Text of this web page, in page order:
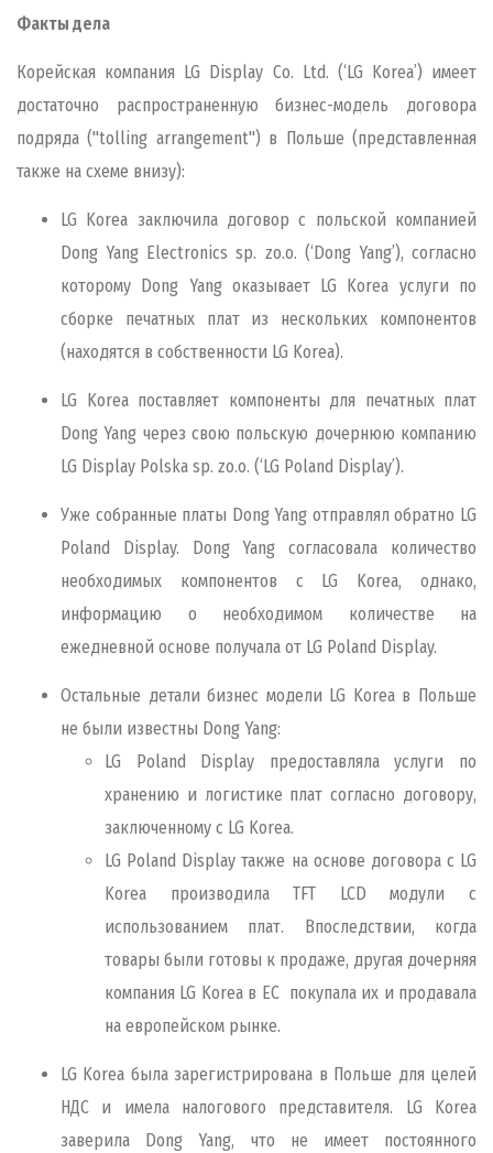
Факты дела
Корейская компания LG Display Co. Ltd. (‘LG Korea’) имеет
достаточно распространенную бизнес-модель договора
подряда ("tolling arrangement") в Польше (представленная
также на схеме внизу):
LG Korea заключила договор c польской компанией
Dong Yang Electronics sp. zo.o. (‘Dong Yang’), согласно
которому Dong Yang оказывает LG Korea услуги по
сборке печатных плат из нескольких компонентов
(находятся в собственности LG Korea).
LG Korea поставляет компоненты для печатных плат
Dong Yang через свою польскую дочернюю компанию
LG Display Polska sp. zo.o. (‘LG Poland Display’).
Уже собранные платы Dong Yang отправлял обратно LG
Poland Display. Dong Yang согласовала количество
необходимых компонентов c LG Korea, однако,
информацию о необходимом количестве на
ежедневной основе получала от LG Poland Display.
Остальные детали бизнес модели LG Korea в Польше
не были известны Dong Yang:
LG Poland Display предоставляла услуги по
хранению и логистике плат согласно договору,
заключенному с LG Korea.
LG Poland Display также на основе договора с LG
Korea производила TFT LCD модули с
использованием плат. Впоследствии, когда
товары были готовы к продаже, другая дочерняя
компания LG Korea в ЕС покупала их и продавала
на европейском рынке.
LG Korea была зарегистрирована в Польше для целей
НДС и имела налогового представителя. LG Korea
заверила Dong Yang, что не имеет постоянного